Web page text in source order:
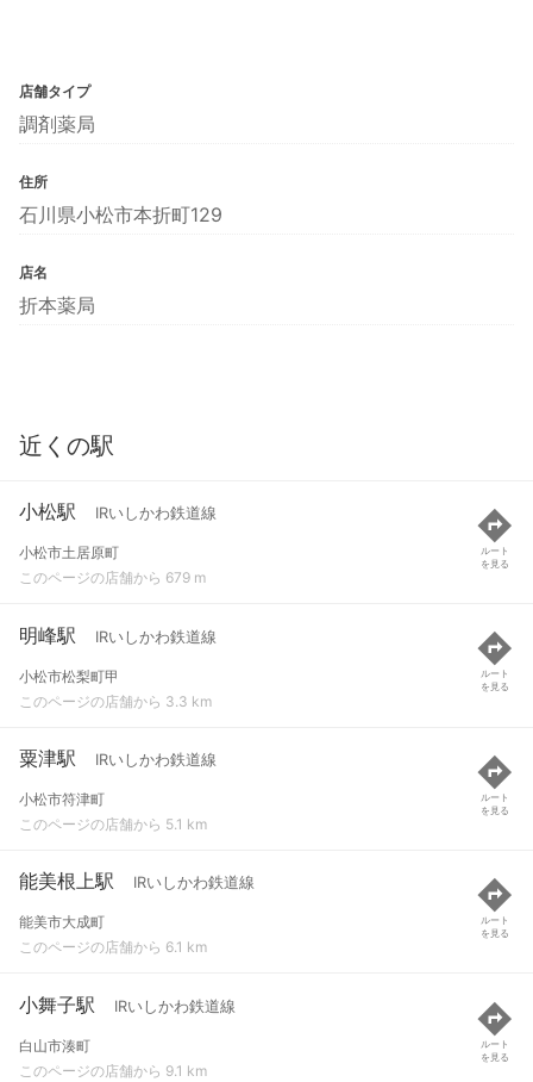
店舗タイプ
調剤薬局
住所
石川県小松市本折町129
店名
折本薬局
近くの駅
小松駅 IRいしかわ鉄道線
小松市土居原町
このページの店舗から 679 m
ルート
を見る
明峰駅 IRいしかわ鉄道線
小松市松梨町甲
このページの店舗から 3.3 km
ルート
を見る
粟津駅 IRいしかわ鉄道線
小松市符津町
このページの店舗から 5.1 km
ルート
を見る
能美根上駅 IRいしかわ鉄道線
能美市大成町
このページの店舗から 6.1 km
ルート
を見る
小舞子駅 IRいしかわ鉄道線
白山市湊町
このページの店舗から 9.1 km
ルート
を見る